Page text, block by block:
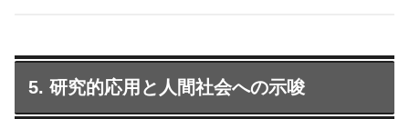
5. 研究的応用と人間社会への示唆